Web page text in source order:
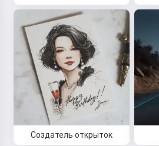
Создатель открыток